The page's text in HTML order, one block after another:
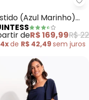
- Vestido (Azul
(Azul Marinho)
Viscose Plana Sarjada
deR$ 169,99R$
4xde R$ 42,49sem juros